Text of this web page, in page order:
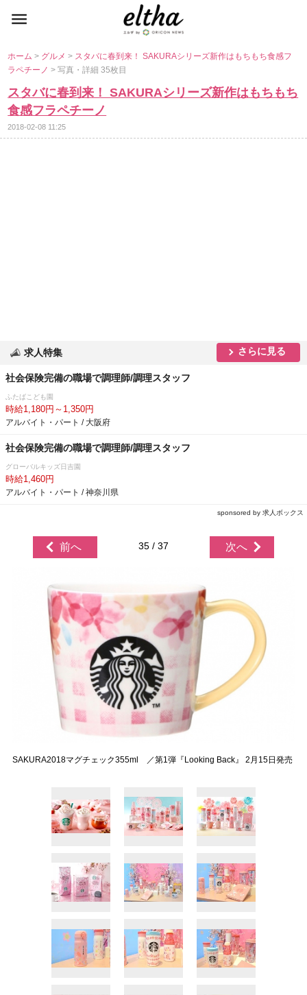
ホーム> グルメ> スタバに春到来！ SAKURAシリーズ新作はもちもち食感フ
ラペチーノ> 写真・詳細 35枚目
スタバに春到来！ SAKURAシリーズ新作はもちもち
食感フラペチーノ
2018-02-08 11:25
求人特集 さらに見る
社会保険完備の職場で調理師/調理スタッフ
ふたばこども園
時給1,180円～1,350円
アルバイト・パート / 大阪府
社会保険完備の職場で調理師/調理スタッフ
グローバルキッズ日吉園
時給1,460円
アルバイト・パート / 神奈川県
sponsored by 求人ボックス
前へ 35 / 37 次へ
SAKURA2018マグチェック355ml ／第1弾『Looking Back』 2月15日発売